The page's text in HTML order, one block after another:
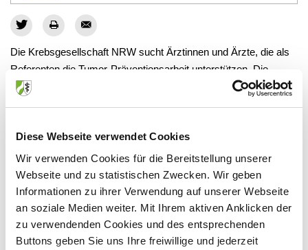
Diese Webseite verwendet Cookies
Wir verwenden Cookies für die Bereitstellung unserer
Webseite und zu statistischen Zwecken. Wir geben
Informationen zu ihrer Verwendung auf unserer Webseite
an soziale Medien weiter. Mit Ihrem aktiven Anklicken der
zu verwendenden Cookies und des entsprechenden
Buttons geben Sie uns Ihre freiwillige und jederzeit
Die Krebsgesellschaft NRW sucht Ärztinnen und Ärzte, die als
Referenten die Tumor-Präventionsarbeit unterstützen. Die
Krebsgesellschaft bietet beispielsweise im Rahmen des
Krebsprävention und Früherkennung zu informieren.
Präsentationsmaterial, Beamer und Laptop stellt die
Krebsgesellschaft zur Verfügung. Sie kümmert sich auch um
die Organisation.
Kontakt: joana.diaz-amate(at)kgnrw.de; 0211 15760 9973
www.kgnrw.de